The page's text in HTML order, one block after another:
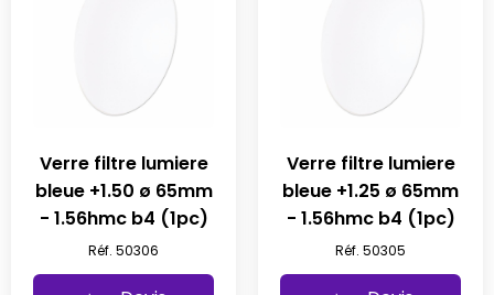
Verre filtre lumiere
bleue +1.50 ø 65mm
- 1.56hmc b4 (1pc)
Réf. 50306
Verre filtre lumiere
bleue +1.25 ø 65mm
- 1.56hmc b4 (1pc)
Réf. 50305